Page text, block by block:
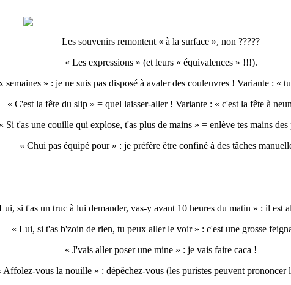
Les souvenirs remontent « à la surface », non ?????
« Les expressions » (et leurs « équivalences » !!!).
» : je ne suis pas disposé à avaler des couleuvres ! Variante : «
« C'est la fête du slip » = quel laisser-aller ! Variante : « c'est la fête à
« Si t'as une couille qui explose, t'as plus de mains » = enlève tes mains des
« Chui pas équipé pour » : je préfère être confiné à des tâches
si t'as un truc à lui demander, vas-y avant 10 heures du matin » : il est
« Lui, si t'as b'zoin de rien, tu peux aller le voir » : c'est une grosse
« J'vais aller poser une mine » : je vais faire caca !
Affolez-vous la nouille » : dépêchez-vous (les puristes peuvent prononcer